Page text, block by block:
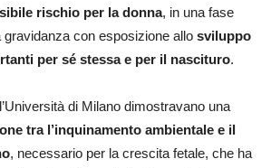
rischio per la donna, in una fase
gravidanza con esposizione allo sviluppo
per sé stessa e per il nascituro.
di Milano dimostravano una
tra l’inquinamento ambientale e il
, necessario per la crescita fetale, che ha